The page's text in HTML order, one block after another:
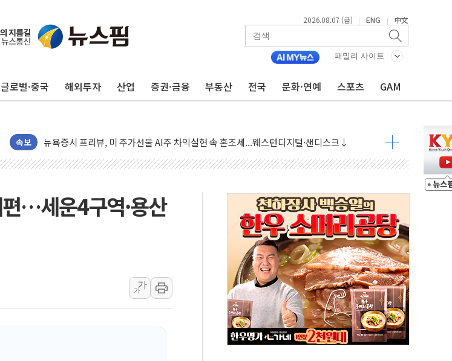
2026.08.07 (금) | ENG | 中文
패밀리 사이트
글로벌·중국 해외투자 산업 증권·금융 부동산 전국 문화·연예 스포츠 GAM
속보
유럽증시, 견조한 실적 소화하며 대부분 상승… "2분기 기업 순이익 21% 증가" 전망
리투아니아 국방 "러, 우크라 드론으로 나토 회원국 공격 검토… 거짓 깃발 작전"
뉴욕증시 개장 전 특징주...모더나·아이온큐·도어대시↑ VS 샌디스크·피그마·앱러빈↓
청와대, 북한 단거리 탄도미사일 발사에 긴급 안보 점검회의
금값 7주 만에 최고…美 고용 둔화·호르무즈 재개방 기대에 강세
러, 1인칭시점 드론으로 우크라 민간인 '사파리' 공격… 시민들 공포감 극대화 전략
[베트남 증시] 지수 하락 속 'DGC' 임시 주총 기대감에 홀로 상한가…마진 잔액은 사상 최고
'월가의 황제' 다이먼 "금융시장 레버리지 위험수위…숨은 차입이 더 큰 변수"
양주 섬유염색공장서 화재 1명 중상…대응 1단계 진압 중
김정관 산업부 장관 "주 52시간 손봐야, 경쟁상대 中과 비교해야"
해군 1함대 창설 80주년…지역과 함께하는 '선봉'의 대민 봉사
[3보] 북, 원산서 동해로 단거리 탄도미사일 1발 발사… 올해 10번째·42일 만 도발
우크라 드론 전술, 중남미 콜롬비아에 새 안보 위기… 반군·마약카르텔이 습득해 전투 활용
…세운4구역·용산
가
가